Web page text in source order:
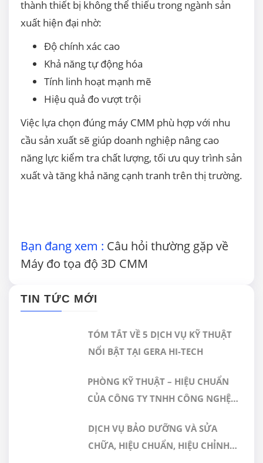
thành thiết bị không thể thiếu trong ngành sản
xuất hiện đại nhờ:
Độ chính xác cao
Khả năng tự động hóa
Tính linh hoạt mạnh mẽ
Hiệu quả đo vượt trội
Việc lựa chọn đúng máy CMM phù hợp với nhu
cầu sản xuất sẽ giúp doanh nghiệp nâng cao
năng lực kiểm tra chất lượng, tối ưu quy trình sản
xuất và tăng khả năng cạnh tranh trên thị trường.
Bạn đang xem : Câu hỏi thường gặp về
Máy đo tọa độ 3D CMM
TIN TỨC MỚI
TÓM TẮT VỀ 5 DỊCH VỤ KỸ THUẬT
NỔI BẬT TẠI GERA HI-TECH
PHÒNG KỸ THUẬT – HIỆU CHUẨN
CỦA CÔNG TY TNHH CÔNG NGHỆ
NHẬN ĐÁP ỨNG TIÊU CHUẨN
ISO/IEC 17025:2017
DỊCH VỤ BẢO DƯỠNG VÀ SỬA
CHỮA, HIỆU CHUẨN, HIỆU CHỈNH